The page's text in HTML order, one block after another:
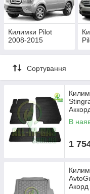
Килимки Pilot
2008-2015
Сортування
В
1
Акорд